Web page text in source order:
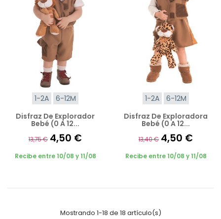
1-2A
6-12M
Disfraz De Explorador
Bebé (0 A 12...
13,75 € 4,50 €
Recibe entre 10/08 y 11/08
1-2A
6-12M
Disfraz De Exploradora
Bebé (0 A 12...
13,40 € 4,50 €
Recibe entre 10/08 y 11/08
Mostrando 1-18 de 18 artículo(s)